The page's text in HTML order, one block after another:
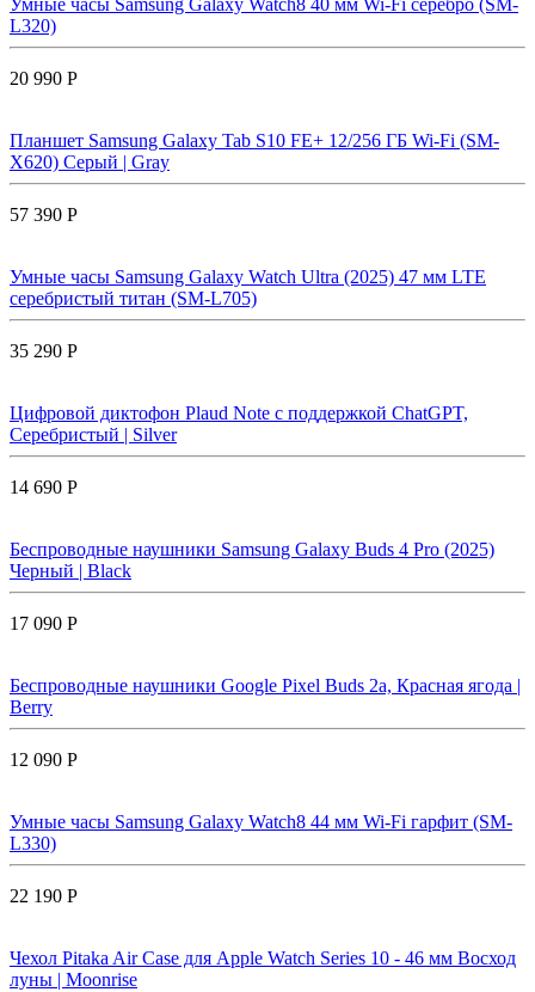
Умные часы Samsung Galaxy Watch8 40 мм Wi-Fi серебро (SM-
L320)
20 990 Р
Планшет Samsung Galaxy Tab S10 FE+ 12/256 ГБ Wi-Fi (SM-
X620) Серый | Gray
57 390 Р
Умные часы Samsung Galaxy Watch Ultra (2025) 47 мм LTE
серебристый титан (SM-L705)
35 290 Р
Цифровой диктофон Plaud Note с поддержкой ChatGPT,
Серебристый | Silver
14 690 Р
Беспроводные наушники Samsung Galaxy Buds 4 Pro (2025)
Черный | Black
17 090 Р
Беспроводные наушники Google Pixel Buds 2a, Красная ягода |
Berry
12 090 Р
Умные часы Samsung Galaxy Watch8 44 мм Wi-Fi гарфит (SM-
L330)
22 190 Р
Чехол Pitaka Air Case для Apple Watch Series 10 - 46 мм Восход
луны | Moonrise